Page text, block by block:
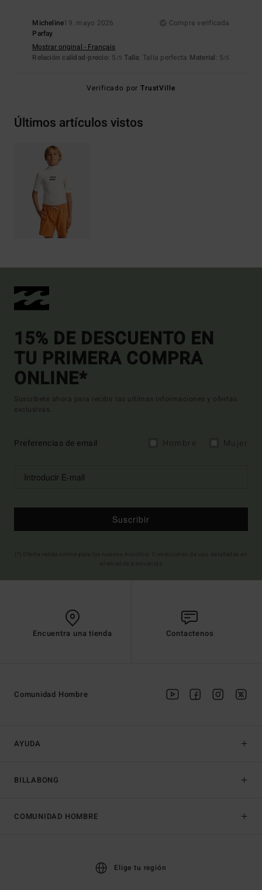
Micheline19. mayo 2026
Compra verificada
Parfay
Mostrar original - Français
Relación calidad-precio: 5 /5 Talla: Talla perfecta Material: 5/5
Verificado porTrustVille
Últimos artículos vistos
15% DE DESCUENTO EN
TU PRIMERA COMPRA
ONLINE*
Suscríbete ahora para recibir las ultimas informaciones y ofertas
exclusivas.
Preferencias de email
Suscribir
Encuentra una tienda Contactenos
AYUDA
BILLABONG
Comunidad Hombre
COMUNIDAD HOMBRE
Elige tu región